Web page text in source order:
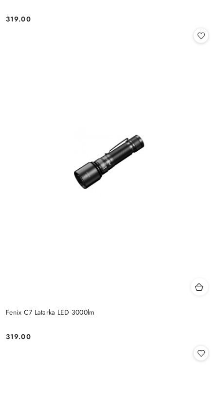
Cena:
319.00
Fenix C7 Latarka LED 3000lm
Cena:
319.00